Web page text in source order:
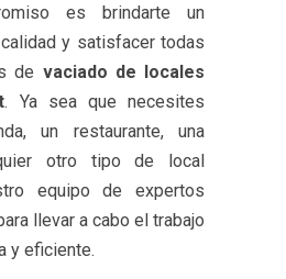
es brindarte un
y satisfacer todas
de vaciado de locales
. Ya sea que necesites
un restaurante, una
otro tipo de local
equipo de expertos
llevar a cabo el trabajo
y eficiente.